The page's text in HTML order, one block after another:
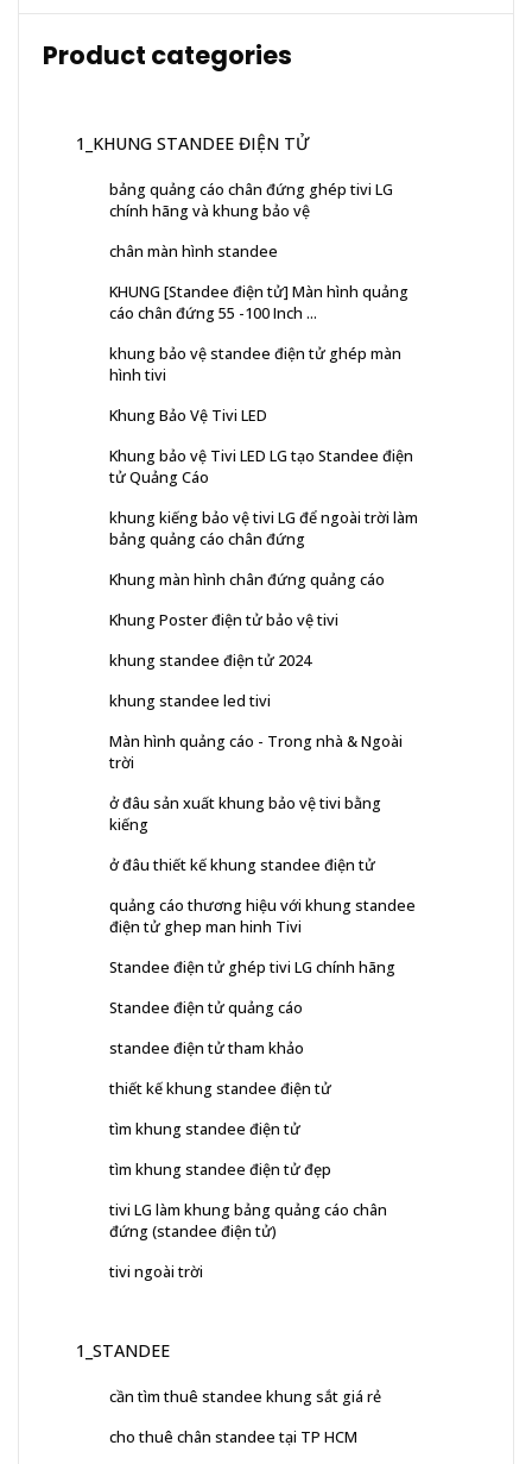
Product categories
1_KHUNG STANDEE ĐIỆN TỬ
bảng quảng cáo chân đứng ghép tivi LG
chính hãng và khung bảo vệ
chân màn hình standee
KHUNG [Standee điện tử] Màn hình quảng
cáo chân đứng 55 -100 Inch ...
khung bảo vệ standee điện tử ghép màn
hình tivi
Khung Bảo Vệ Tivi LED
Khung bảo vệ Tivi LED LG tạo Standee điện
tử Quảng Cáo
khung kiếng bảo vệ tivi LG để ngoài trời làm
bảng quảng cáo chân đứng
Khung màn hình chân đứng quảng cáo
Khung Poster điện tử bảo vệ tivi
khung standee điện tử 2024
khung standee led tivi
Màn hình quảng cáo - Trong nhà & Ngoài
trời
ở đâu sản xuất khung bảo vệ tivi bằng
kiếng
ở đâu thiết kế khung standee điện tử
quảng cáo thương hiệu với khung standee
điện tử ghep man hinh Tivi
Standee điện tử ghép tivi LG chính hãng
Standee điện tử quảng cáo
standee điện tử tham khảo
thiết kế khung standee điện tử
tìm khung standee điện tử
tìm khung standee điện tử đẹp
tivi LG làm khung bảng quảng cáo chân
đứng (standee điện tử)
tivi ngoài trời
1_STANDEE
cần tìm thuê standee khung sắt giá rẻ
cho thuê chân standee tại TP HCM